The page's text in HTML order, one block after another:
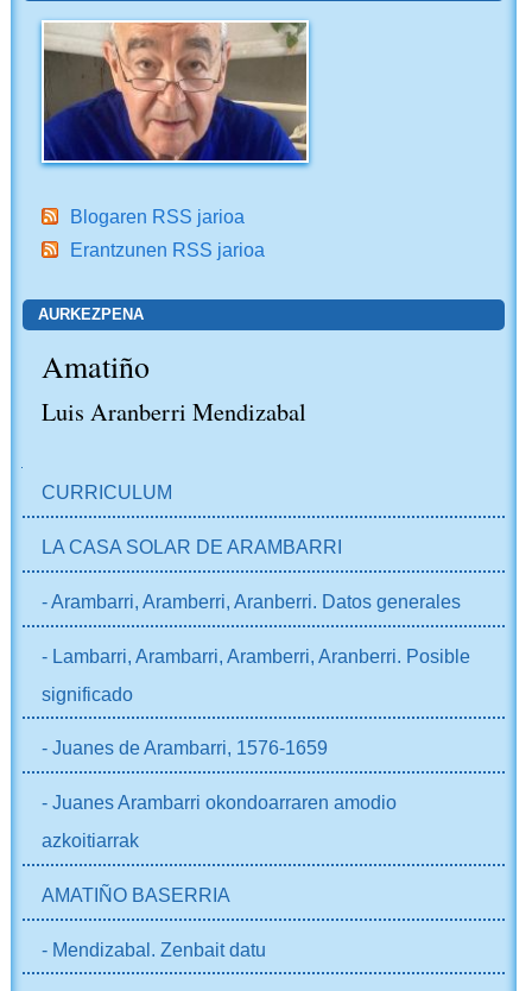
Blogaren RSS jarioa
Erantzunen RSS jarioa
AURKEZPENA
Amatiño
Luis Aranberri Mendizabal
CURRICULUM
LA CASA SOLAR DE ARAMBARRI
- Arambarri, Aramberri, Aranberri. Datos generales
- Lambarri, Arambarri, Aramberri, Aranberri. Posible
significado
- Juanes de Arambarri, 1576-1659
- Juanes Arambarri okondoarraren amodio
azkoitiarrak
AMATIÑO BASERRIA
- Mendizabal. Zenbait datu